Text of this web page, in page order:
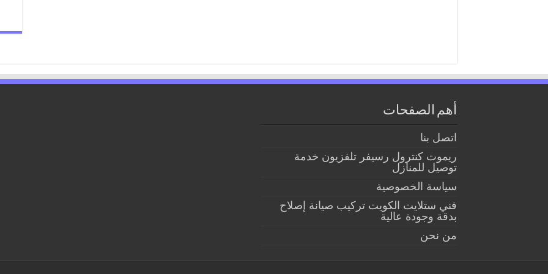
أهم الصفحات
اتصل بنا
ريموت كنترول رسيفر تلفزيون خدمة
توصيل للمنازل
سياسة الخصوصية
فني ستلايت الكويت تركيب صيانة إصلاح
بدقة وجودة عالية
من نحن